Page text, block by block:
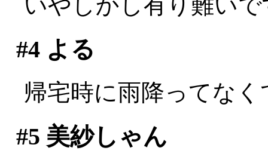
#4よる
帰宅時に雨降ってな
#5 美紗しゃん